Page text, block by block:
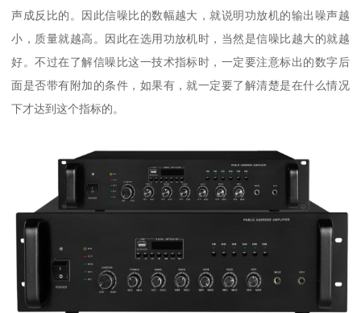
声成反比的。因此信噪比的数幅越大，就说明功放机的输出噪声越
小，质量就越高。因此在选用功放机时，当然是信噪比越大的就越
好。不过在了解信噪比这一技术指标时，一定要注意标出的数字后
面是否带有附加的条件，如果有，就一定要了解清楚是在什么情况
下才达到这个指标的。